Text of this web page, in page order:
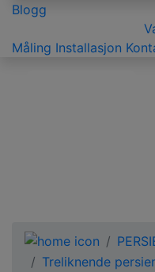
Blogg
Måling Installasjon
Treliknende